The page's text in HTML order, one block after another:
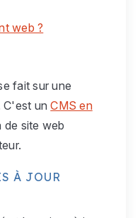
web ?
fait sur une
C'est unCMS en
de site web
À JOUR